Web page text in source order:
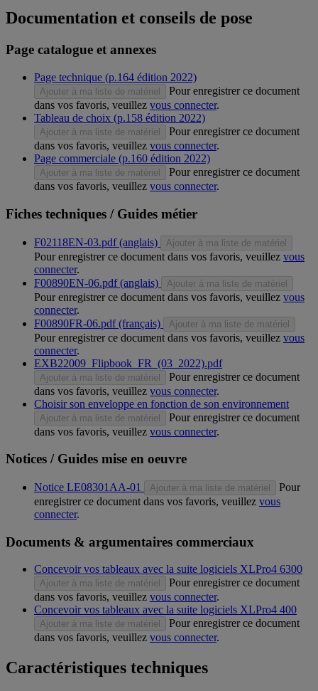
Documentation et conseils de pose
Page catalogue et annexes
Page technique (p.164 édition 2022)
Ajouter à ma liste de matériel
Pour enregistrer ce document
dans vos favoris, veuillez vous connecter.
Tableau de choix (p.158 édition 2022)
Ajouter à ma liste de matériel
Pour enregistrer ce document
dans vos favoris, veuillez vous connecter.
Page commerciale (p.160 édition 2022)
Ajouter à ma liste de matériel
Pour enregistrer ce document
dans vos favoris, veuillez vous connecter.
Fiches techniques / Guides métier
F02118EN-03.pdf (anglais) Ajouter à ma liste de matériel
Pour enregistrer ce document dans vos favoris, veuillez vous
connecter.
F00890EN-06.pdf (anglais)
Ajouter à ma liste de matériel
Pour enregistrer ce document dans vos favoris, veuillez vous
connecter.
F00890FR-06.pdf (français)
Ajouter à ma liste de matériel
Pour enregistrer ce document dans vos favoris, veuillez vous
connecter.
EXB22009_Flipbook_FR_(03_2022).pdf
Ajouter à ma liste de matériel
Pour enregistrer ce document
dans vos favoris, veuillez vous connecter.
Choisir son enveloppe en fonction de son environnement
Ajouter à ma liste de matériel
Pour enregistrer ce document
dans vos favoris, veuillez vous connecter.
Notices / Guides mise en oeuvre
Notice LE08301AA-01 Ajouter à ma liste de matériel
Pour
enregistrer ce document dans vos favoris, veuillez vous
connecter.
Documents & argumentaires commerciaux
Concevoir vos tableaux avec la suite logiciels XLPro4 6300
Ajouter à ma liste de matériel
Pour enregistrer ce document
dans vos favoris, veuillez vous connecter.
Concevoir vos tableaux avec la suite logiciels XLPro4 400
Ajouter à ma liste de matériel
Pour enregistrer ce document
dans vos favoris, veuillez vous connecter.
Caractéristiques techniques